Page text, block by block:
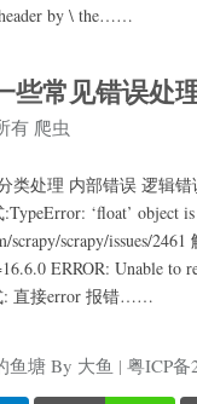
header by \ the……
些常见错误处
有 爬虫
类处理 内部错误 逻辑
‘float’ object
scrapy/scrapy/issues/
ERROR: Unable to
: 直接error 报错……
鱼塘 By 大鱼 | 粤ICP备